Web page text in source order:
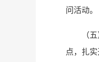
问活动。
（
点，扎